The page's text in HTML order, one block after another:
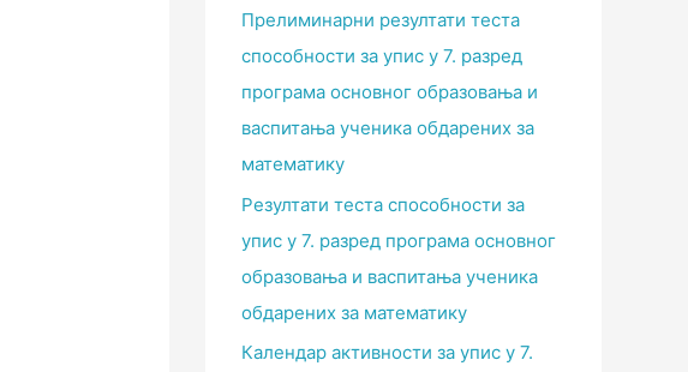
Прелиминарни резултати теста
способности за упис у 7. разред
програма основног образовања и
васпитања ученика обдарених за
математику
Резултати теста способности за
упис у 7. разред програма основног
образовања и васпитања ученика
обдарених за математику
Календар активности за упис у 7.